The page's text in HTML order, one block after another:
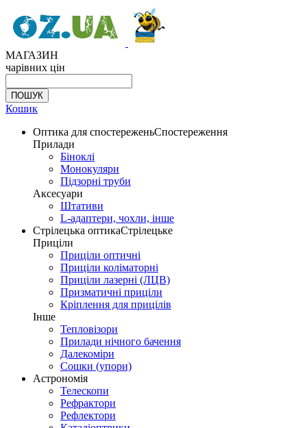
МАГАЗИН
чарівних цін
Кошик
Оптика для спостереженьСпостереження
Прилади
Біноклі
Монокуляри
Підзорні труби
Аксесуари
Штативи
L-адаптери, чохли, інше
Стрілецька оптикаСтрілецьке
Приціли
Приціли оптичні
Приціли коліматорні
Приціли лазерні (ЛЦВ)
Призматичні приціли
Кріплення для прицілів
Інше
Тепловізори
Прилади нічного бачення
Далекоміри
Сошки (упори)
Астрономія
Телескопи
Рефрактори
Рефлектори